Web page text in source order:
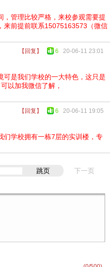
，管理比较严格，来校参观需要提
来前提前联系15075163573（微信
【回复】 6 20-06-11 23:01
可是我们学校的一大特色，这只是
以加我微信了解，
【回复】 6 20-06-11 19:05
们学校拥有一栋7层的实训楼，专
跳页 下一页